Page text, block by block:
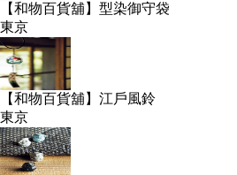
【和物百貨舖】型染御守袋
東京
【和物百貨舖】江戶風鈴
東京